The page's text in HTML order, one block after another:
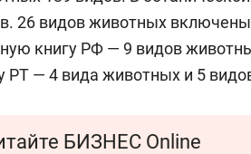
26 видов животных
книгу РФ — 9 видов
РТ — 4 вида животных и 5
БИЗНЕС Online